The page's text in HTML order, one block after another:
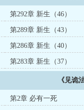
第292章 新生（46）
第289章 新生（43）
第286章 新生（40）
第283章 新生（37）
《见诡
第2章 必有一死